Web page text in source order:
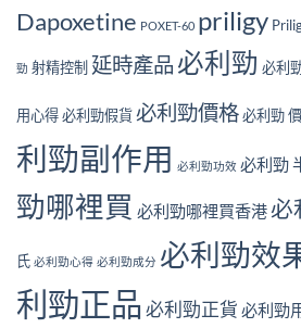
議〉
南〉
2026
家
測
時
間
線〉
何？
續
會
會
失
效？
用
實
經
驗
群
哪
買
必
看
的
安
單〉
Dapoxetine POXET-60 priligy
勁 射精控制 延時產品 必利勁 必利
用心得必利勁假貨必利勁價格必利勁
利勁副作用 必利勁功效 必利勁
勁哪裡買 必利勁哪裡買香港必
氏 必利勁心得 必利勁成分 必利勁效
利勁正品必利勁正貨 必利勁